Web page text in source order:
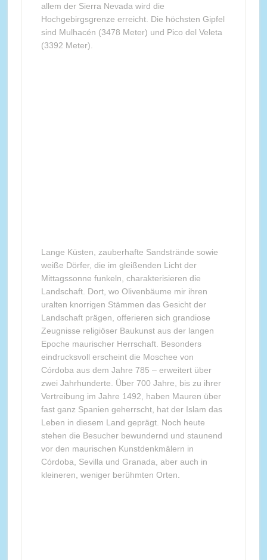
allem der Sierra Nevada wird die
Hochgebirgsgrenze erreicht. Die höchsten Gipfel
sind Mulhacén (3478 Meter) und Pico del Veleta
(3392 Meter).
Lange Küsten, zauberhafte Sandstrände sowie
weiße Dörfer, die im gleißenden Licht der
Mittagssonne funkeln, charakterisieren die
Landschaft. Dort, wo Olivenbäume mir ihren
uralten knorrigen Stämmen das Gesicht der
Landschaft prägen, offerieren sich grandiose
Zeugnisse religiöser Baukunst aus der langen
Epoche maurischer Herrschaft. Besonders
eindrucksvoll erscheint die Moschee von
Córdoba aus dem Jahre 785 – erweitert über
zwei Jahrhunderte. Über 700 Jahre, bis zu ihrer
Vertreibung im Jahre 1492, haben Mauren über
fast ganz Spanien geherrscht, hat der Islam das
Leben in diesem Land geprägt. Noch heute
stehen die Besucher bewundernd und staunend
vor den maurischen Kunstdenkmälern in
Córdoba, Sevilla und Granada, aber auch in
kleineren, weniger berühmten Orten.